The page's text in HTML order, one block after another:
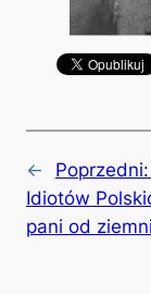
← Poprzedni:
Idiotów
pani od